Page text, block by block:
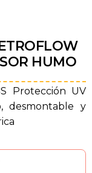
HUMO
Protección UV
desmontable y